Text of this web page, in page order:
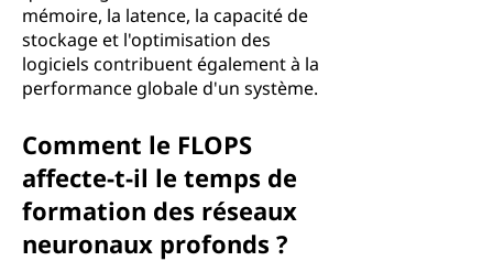
mémoire, la latence, la capacité de
stockage et l'optimisation des
logiciels contribuent également à la
performance globale d'un système.
Comment le FLOPS
affecte-t-il le temps de
formation des réseaux
neuronaux profonds ?